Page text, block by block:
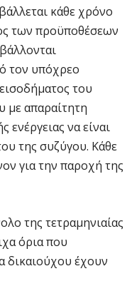
κάθε χρόνο
των προϋποθέσεων
τον υπόχρεο
του
με απαραίτητη
να είναι
της συζύγου. Κάθε
για την παροχή της
της τετραμηνιαίας
όρια που
δικαιούχου έχουν